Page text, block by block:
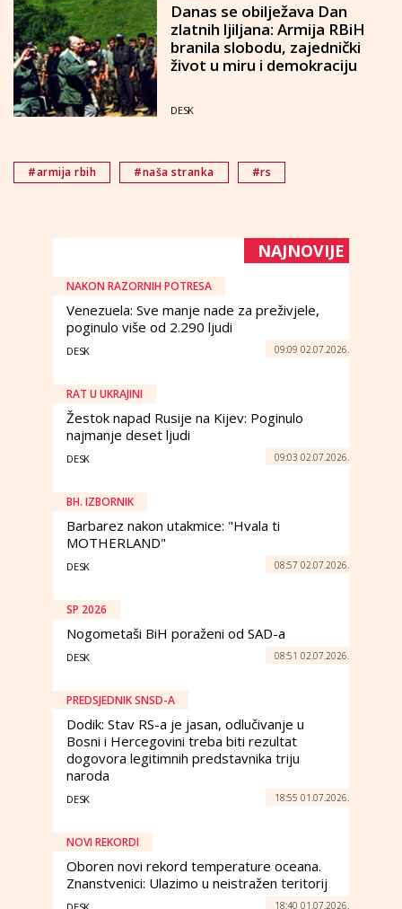
Danas se obilježava Dan
zlatnih ljiljana: Armija RBiH
branila slobodu, zajednički
život u miru i demokraciju
DESK
#armija rbih #naša stranka #rs
NAJNOVIJE
NAKON RAZORNIH POTRESA
Venezuela: Sve manje nade za preživjele,
poginulo više od 2.290 ljudi
DESK 09:09 02.07.2026.
RAT U UKRAJINI
Žestok napad Rusije na Kijev: Poginulo
najmanje deset ljudi
DESK 09:03 02.07.2026.
BH. IZBORNIK
Barbarez nakon utakmice: "Hvala ti
MOTHERLAND"
DESK 08:57 02.07.2026.
SP 2026
Nogometaši BiH poraženi od SAD-a
DESK 08:51 02.07.2026.
PREDSJEDNIK SNSD-A
Dodik: Stav RS-a je jasan, odlučivanje u
Bosni i Hercegovini treba biti rezultat
dogovora legitimnih predstavnika triju
naroda
DESK 18:55 01.07.2026.
NOVI REKORDI
Oboren novi rekord temperature oceana.
Znanstvenici: Ulazimo u neistražen teritorij
18:40 01.07.2026.